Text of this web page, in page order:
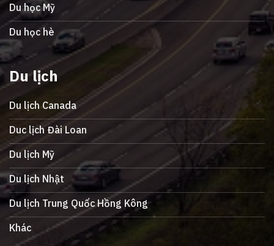
Du học Mỹ
Du học hè
Du lịch
Du lịch Canada
Duc lịch Đài Loan
Du lịch Mỹ
Du lịch Nhật
Du lịch Trung Quốc Hồng Kông
Khác